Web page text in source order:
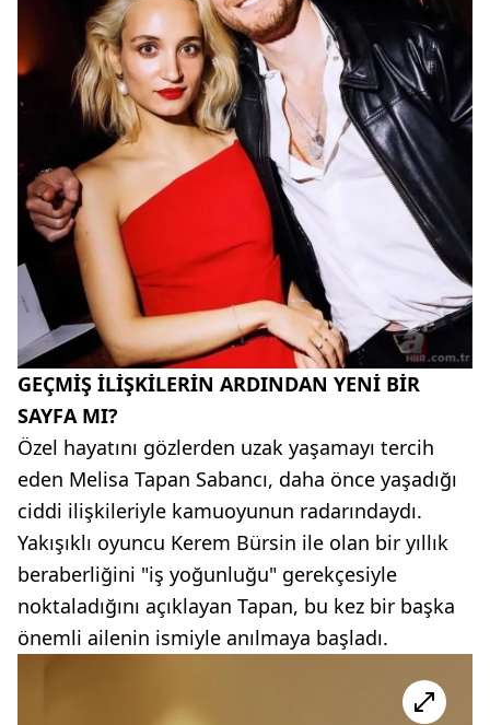
GEÇMİŞ İLİŞKİLERİN ARDINDAN YENİ BİR
SAYFA MI?
Özel hayatını gözlerden uzak yaşamayı tercih
eden Melisa Tapan Sabancı, daha önce yaşadığı
ciddi ilişkileriyle kamuoyunun radarındaydı.
Yakışıklı oyuncu Kerem Bürsin ile olan bir yıllık
beraberliğini "iş yoğunluğu" gerekçesiyle
noktaladığını açıklayan Tapan, bu kez bir başka
önemli ailenin ismiyle anılmaya başladı.